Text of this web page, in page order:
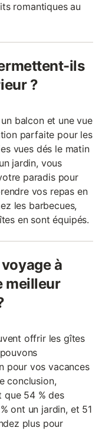
romantiques au
ils
?
balcon et une vue
parfaite pour les
vues dés le matin
jardin, vous
paradis pour
vos repas en
les barbecues,
en sont équipés.
à
meilleur
offrir les gîtes
pour vos vacances
conclusion,
que 54 % des
ont un jardin, et 51
plus pour